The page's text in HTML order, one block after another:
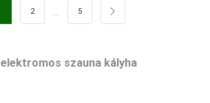
2 … 5
szauna kályha